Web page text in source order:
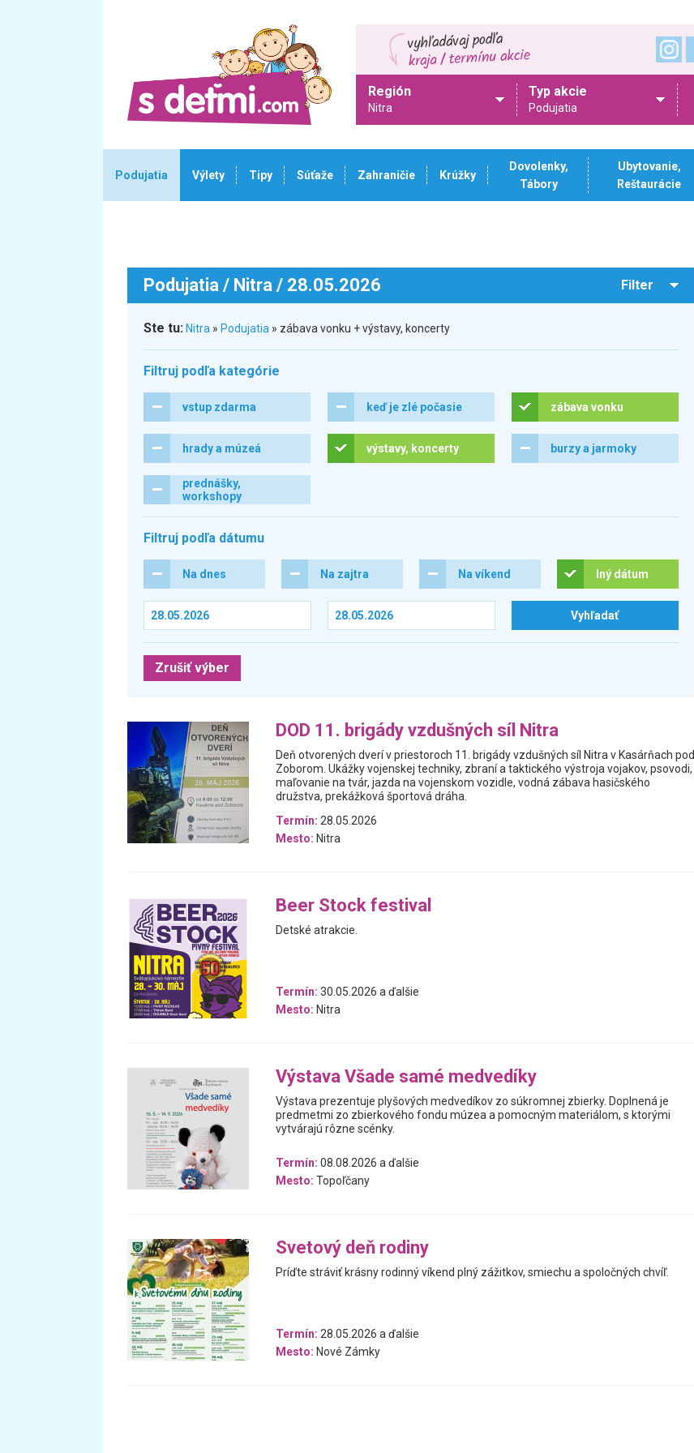
Región
Nitra
Typ akcie
Podujatia
Podujatia Výlety Tipy Súťaže Zahraničie Krúžky
Dovolenky,
Tábory
Ubytovanie,
Reštaurácie
Podujatia / Nitra / 28.05.2026 Filter
Ste tu: Nitra » Podujatia » zábava vonku + výstavy, koncerty
Filtruj podľa kategórie
vstup zdarma keď je zlé počasie zábava vonku
hrady a múzeá výstavy, koncerty burzy a jarmoky
prednášky,
workshopy
Filtruj podľa dátumu
Na dnes Na zajtra Na víkend Iný dátum
Zrušiť výber
DOD 11. brigády vzdušných síl Nitra
Deň otvorených dverí v priestoroch 11. brigády vzdušných síl Nitra v Kasárňach pod
Zoborom. Ukážky vojenskej techniky, zbraní a taktického výstroja vojakov, psovodi,
maľovanie na tvár, jazda na vojenskom vozidle, vodná zábava hasičského
družstva, prekážková športová dráha.
Termín: 28.05.2026
Mesto: Nitra
Beer Stock festival
Detské atrakcie.
Termín: 30.05.2026 a ďalšie
Mesto: Nitra
Výstava Všade samé medvedíky
Výstava prezentuje plyšových medvedíkov zo súkromnej zbierky. Doplnená je
predmetmi zo zbierkového fondu múzea a pomocným materiálom, s ktorými
vytvárajú rôzne scénky.
Termín: 08.08.2026 a ďalšie
Mesto: Topoľčany
Svetový deň rodiny
Príďte stráviť krásny rodinný víkend plný zážitkov, smiechu a spoločných chvíľ.
Termín: 28.05.2026 a ďalšie
Mesto: Nové Zámky